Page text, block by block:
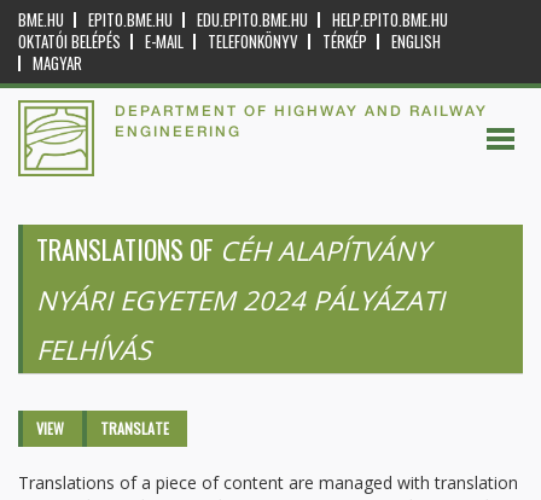
BME.HU EPITO.BME.HU EDU.EPITO.BME.HU
HELP.EPITO.BME.HU
OKTATÓI BELÉPÉS
E-MAIL TELEFONKÖNYV TÉRKÉP
ENGLISH
MAGYAR
DEPARTMENT OF HIGHWAY AND RAILWAY
ENGINEERING
TRANSLATIONS OF CÉH ALAPÍTVÁNY
NYÁRI EGYETEM 2024 PÁLYÁZATI
FELHÍVÁS
Primary tabs
VIEW TRANSLATE
Translations of a piece of content are managed with translation